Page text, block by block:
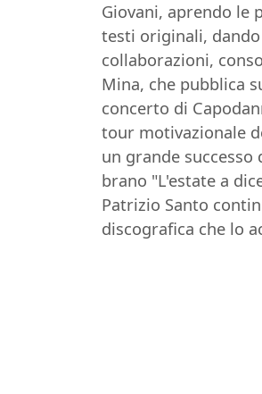
Giovani, aprendo le
testi originali,
collaborazioni,
Mina, che pubblica
concerto di
tour motivazionale
un grande
brano "L'estate a
Patrizio Santo
discografica che lo